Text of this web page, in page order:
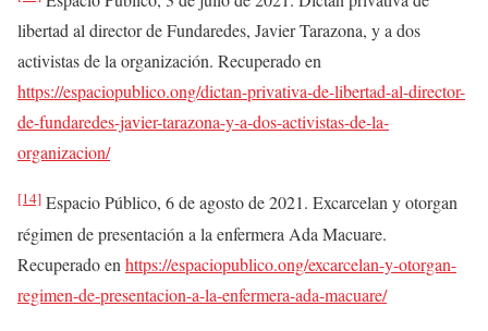
libertad al director de Fundaredes, Javier Tarazona, y a dos
activistas de la organización. Recuperado en
https://espaciopublico.ong/dictan-privativa-de-libertad-al-director-
de-fundaredes-javier-tarazona-y-a-dos-activistas-de-la-
organizacion/
[14] Espacio Público, 6 de agosto de 2021. Excarcelan y otorgan
régimen de presentación a la enfermera Ada Macuare.
Recuperado en https://espaciopublico.ong/excarcelan-y-otorgan-
regimen-de-presentacion-a-la-enfermera-ada-macuare/